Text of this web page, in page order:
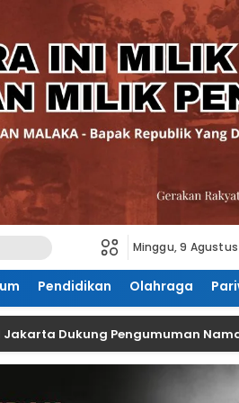
Minggu, 9
Pendidikan Olahraga
Dukung Pengumuman Nama